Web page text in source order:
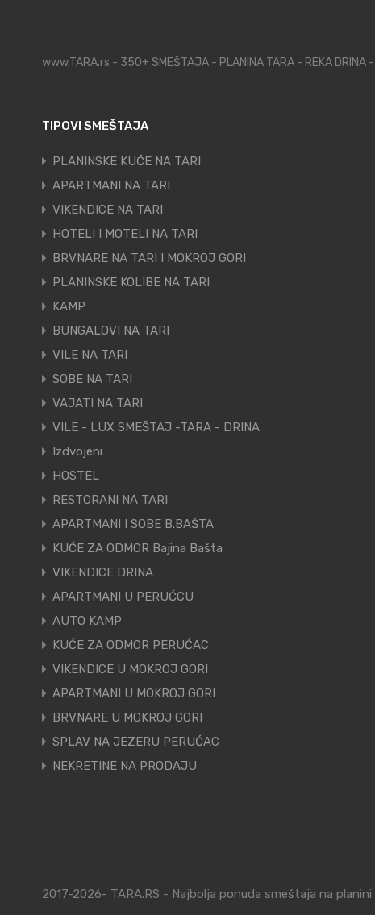
www.TARA.rs - 350+ SMEŠTAJA - PLANINA TARA - REKA DRINA -
TIPOVI SMEŠTAJA
PLANINSKE KUĆE NA TARI
APARTMANI NA TARI
VIKENDICE NA TARI
HOTELI I MOTELI NA TARI
BRVNARE NA TARI I MOKROJ GORI
PLANINSKE KOLIBE NA TARI
KAMP
BUNGALOVI NA TARI
VILE NA TARI
SOBE NA TARI
VAJATI NA TARI
VILE - LUX SMEŠTAJ -TARA - DRINA
Izdvojeni
HOSTEL
RESTORANI NA TARI
APARTMANI I SOBE B.BAŠTA
KUĆE ZA ODMOR Bajina Bašta
VIKENDICE DRINA
APARTMANI U PERUĆCU
AUTO KAMP
KUĆE ZA ODMOR PERUĆAC
VIKENDICE U MOKROJ GORI
APARTMANI U MOKROJ GORI
BRVNARE U MOKROJ GORI
SPLAV NA JEZERU PERUĆAC
NEKRETINE NA PRODAJU
2017-2026- TARA.RS - Najbolja ponuda smeštaja na planini